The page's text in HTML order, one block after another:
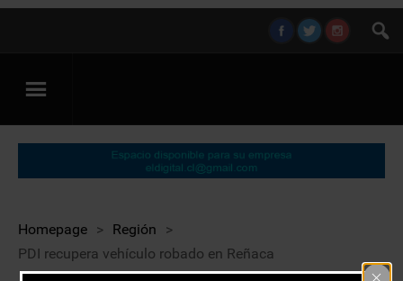
Homepage > Región
>
PDI recupera vehículo robado en Reñaca